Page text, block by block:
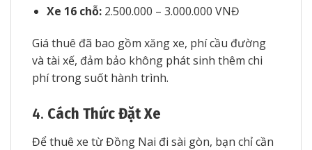
Xe 16 chỗ:2.500.000 – 3.000.000 VNĐ
Giá thuê đã bao gồm xăng xe, phí cầu đường
và tài xế, đảm bảo không phát sinh thêm chi
phí trong suốt hành trình.
4. Cách Thức Đặt Xe
Để thuê xe từ Đồng Nai đi sài gòn, bạn chỉ cần